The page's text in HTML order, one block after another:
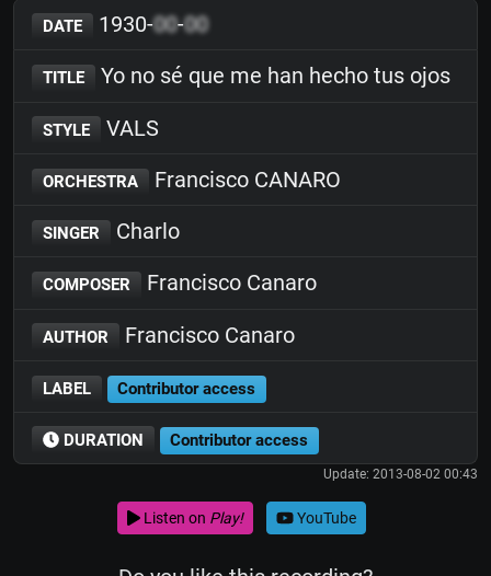
DATE 1930-00-00
TITLE Yo no sé que me han hecho tus ojos
STYLE VALS
ORCHESTRA Francisco CANARO
SINGER Charlo
COMPOSER Francisco Canaro
AUTHOR Francisco Canaro
LABEL Contributor access
DURATION Contributor access
Update: 2013-08-02 00:43
Listen on Play! YouTube